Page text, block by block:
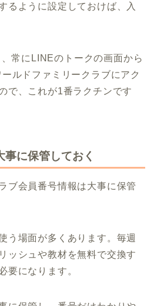
るように設定しておけば、入
常にLINEのトークの画面から
ルドファミリークラブにアク
で、これが1番ラクチンです
に保管しておく
ブ会員番号情報は大事に保管
う場面が多くあります。毎週
ッシュや教材を無料で交換す
要になります。